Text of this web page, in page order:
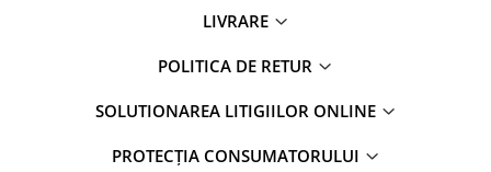
LIVRARE
POLITICA DE RETUR
SOLUTIONAREA LITIGIILOR ONLINE
PROTECȚIA CONSUMATORULUI